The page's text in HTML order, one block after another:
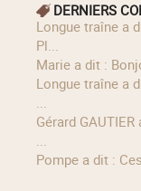
DERNIERS
longue traîne a dit : si vous allez sur le forum de '
Pl...
Marie a dit :
longue traîne a dit : merci :) connue, mais elle fait
...
Gérard GAUTIER a dit : « Il pleut parfois en Bretagne
...
Pompe a dit :